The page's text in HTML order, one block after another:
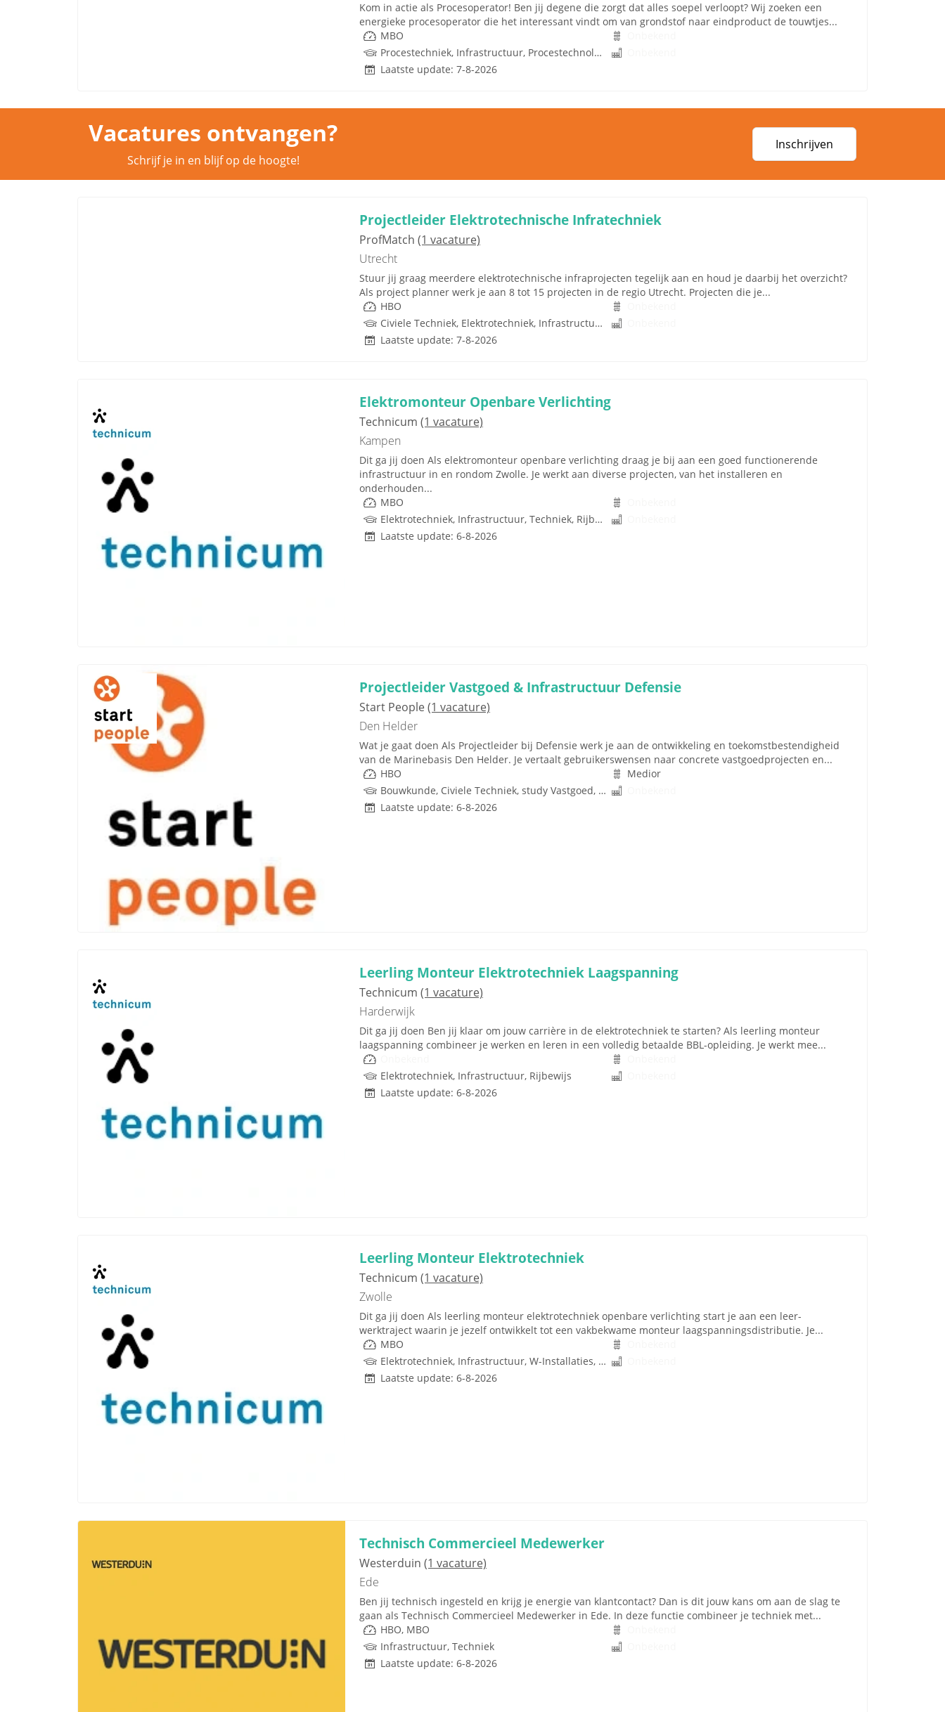
Kom in actie als Procesoperator! Ben jij degene die zorgt dat alles soepel verloopt? Wij zoeken een
energieke procesoperator die het interessant vindt om van grondstof naar eindproduct de touwtjes...
MBO
Procestechniek, Infrastructuur, Procestechnologie, Techniek
Laatste update: 7-8-2026
Vacatures ontvangen?
Schrijf je in en blijf op de hoogte!
Inschrijven
Projectleider Elektrotechnische Infratechniek
ProfMatch (1 vacature)
Utrecht
Stuur jij graag meerdere elektrotechnische infraprojecten tegelijk aan en houd je daarbij het overzicht?
Als project planner werk je aan 8 tot 15 projecten in de regio Utrecht. Projecten die je...
HBO
Civiele Techniek, Elektrotechniek, Infrastructuur, Infratechniek, Techniek
Laatste update: 7-8-2026
Elektromonteur Openbare Verlichting
Technicum (1 vacature)
Kampen
Dit ga jij doen Als elektromonteur openbare verlichting draag je bij aan een goed functionerende
infrastructuur in en rondom Zwolle. Je werkt aan diverse projecten, van het installeren en
onderhouden...
MBO
Elektrotechniek, Infrastructuur, Techniek, Rijbewijs
Laatste update: 6-8-2026
Projectleider Vastgoed & Infrastructuur Defensie
Start People(1 vacature)
Den Helder
Wat je gaat doen Als Projectleider bij Defensie werk je aan de ontwikkeling en toekomstbestendigheid
van de Marinebasis Den Helder. Je vertaalt gebruikerswensen naar concrete vastgoedprojecten en...
HBO
Medior
Bouwkunde, Civiele Techniek, study Vastgoed, Scheepswerktuigkundig, Infrastructuur, Ruimtelijke Ordening, Techniek
Laatste update: 6-8-2026
Leerling Monteur Elektrotechniek Laagspanning
Technicum (1 vacature)
Harderwijk
Dit ga jij doen Ben jij klaar om jouw carrière in de elektrotechniek te starten? Als leerling monteur
laagspanning combineer je werken en leren in een volledig betaalde BBL-opleiding. Je werkt mee...
Elektrotechniek, Infrastructuur, Rijbewijs
Laatste update: 6-8-2026
Leerling Monteur Elektrotechniek
Technicum (1 vacature)
Zwolle
Dit ga jij doen Als leerling monteur elektrotechniek openbare verlichting start je aan een leer-
werktraject waarin je jezelf ontwikkelt tot een vakbekwame monteur laagspanningsdistributie. Je...
MBO
Elektrotechniek, Infrastructuur, W-Installaties, Rijbewijs
Laatste update: 6-8-2026
Technisch Commercieel Medewerker
Westerduin (1 vacature)
Ede
Ben jij technisch ingesteld en krijg je energie van klantcontact? Dan is dit jouw kans om aan de slag te
gaan als Technisch Commercieel Medewerker in Ede. In deze functie combineer je techniek met...
HBO, MBO
Infrastructuur, Techniek
Laatste update: 6-8-2026